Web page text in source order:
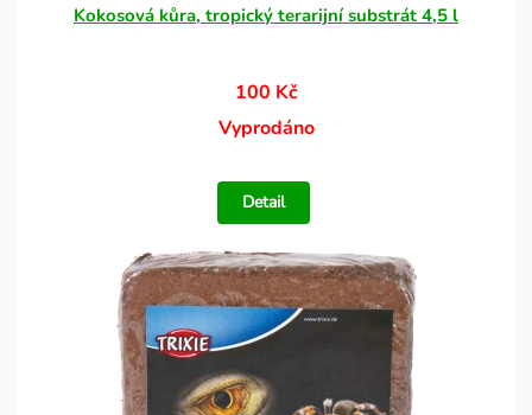
Kokosová kůra, tropický terarijní substrát 4,5 l
100 Kč
Vyprodáno
Detail